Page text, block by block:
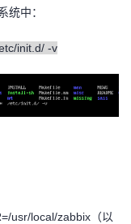
统中：
init.d/ -v
usr/local/zabbix （以